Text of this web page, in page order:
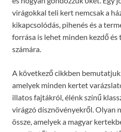
virágokkal teli kert nemcsak a
kikapcsolódás, pihenés és a
forrása is lehet minden kezdő
számára.
A következő cikkben
amelyek minden kertet
illatos fajtákról, élénk színű
virágzó dísznövényekről. Olyan
össze, amelyek a magyar